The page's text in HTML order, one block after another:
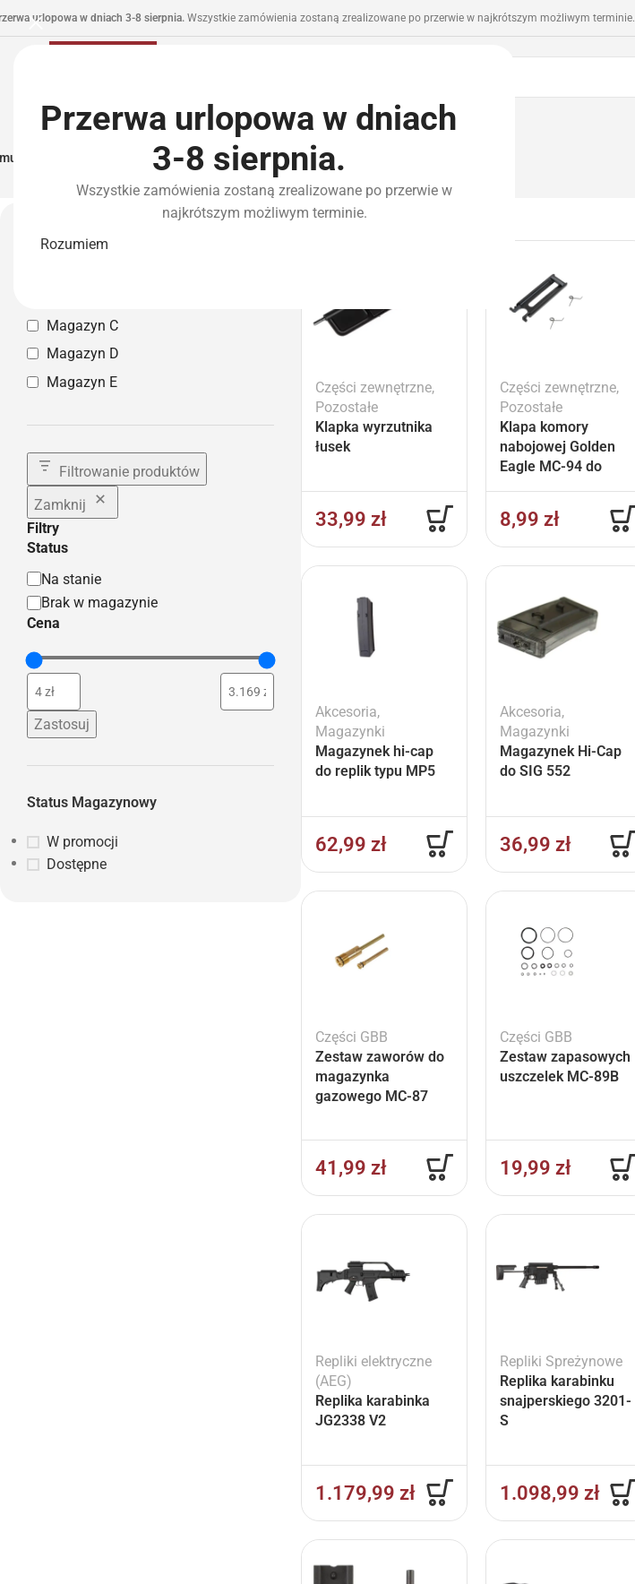
Przerwa urlopowa w dniach
3-8 sierpnia.
Wszystkie zamówienia zostaną zrealizowane po przerwie w
najkrótszym możliwym terminie.
Rozumiem
urlopowa w dniach 3-8 sierpnia. Wszystkie zamówienia zostaną zrealizowane po przerwie w najkrótszym możliwym terminie.
I Zasilanie Części I Tuning HPAWyposażenie Taktyczne
Strona główna»Marki »Jing Gong
Magazyn własny
Magazyn C
Magazyn D
Magazyn E
Filtrowanie produktów
Zamknij
Filtry
Status
Na stanie
Brak w magazynie
Cena
Zastosuj
Status Magazynowy
W promocji
Dostępne
Jing Gong
Części zewnętrzne,
Pozostałe
Klapka wyrzutnika
łusek
33,99 zł
Części zewnętrzne,
Pozostałe
Klapa komory
nabojowej Golden
Eagle MC-94 do
8,99 zł
Akcesoria,
Magazynki
Magazynek hi-cap
do replik typu MP5
62,99 zł
Akcesoria,
Magazynki
Magazynek Hi-Cap
do SIG 552
36,99 zł
Części GBB
Zestaw zaworów do
magazynka
gazowego MC-87
41,99 zł
Części GBB
Zestaw zapasowych
uszczelek MC-89B
19,99 zł
Repliki elektryczne
(AEG)
Replika karabinka
JG2338 V2
1.179,99 zł
Repliki Spreżynowe
Replika karabinku
snajperskiego 3201-
S
1.098,99 zł